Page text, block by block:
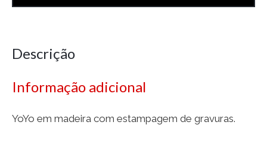
Descrição
Informação adicional
YoYo em madeira com estampagem de gravuras.